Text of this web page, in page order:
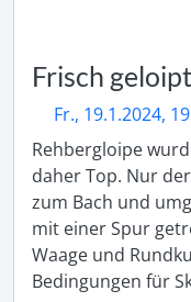
Frisch
Fr., 19.1.2024,
Rehbergloipe
daher Top. Nur
zum Bach und
mit einer Spur
Waage und
Bedingungen für